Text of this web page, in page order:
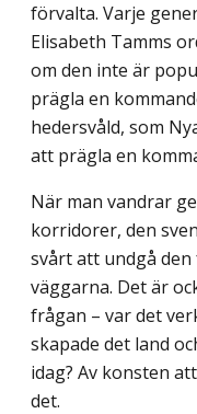
förvalta. Varje
Elisabeth Tamms
om den inte är
prägla en
hedersvåld, som
att prägla en
När man vandrar
korridorer, den
svårt att undgå
väggarna. Det är
frågan – var det
skapade det land
idag? Av konsten
det.